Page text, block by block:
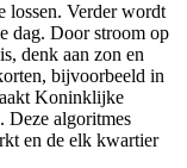
lossen. Verder wordt
dag. Door stroom op
denk aan zon en
bijvoorbeeld in
Koninklijke
Deze algoritmes
en de elk kwartier